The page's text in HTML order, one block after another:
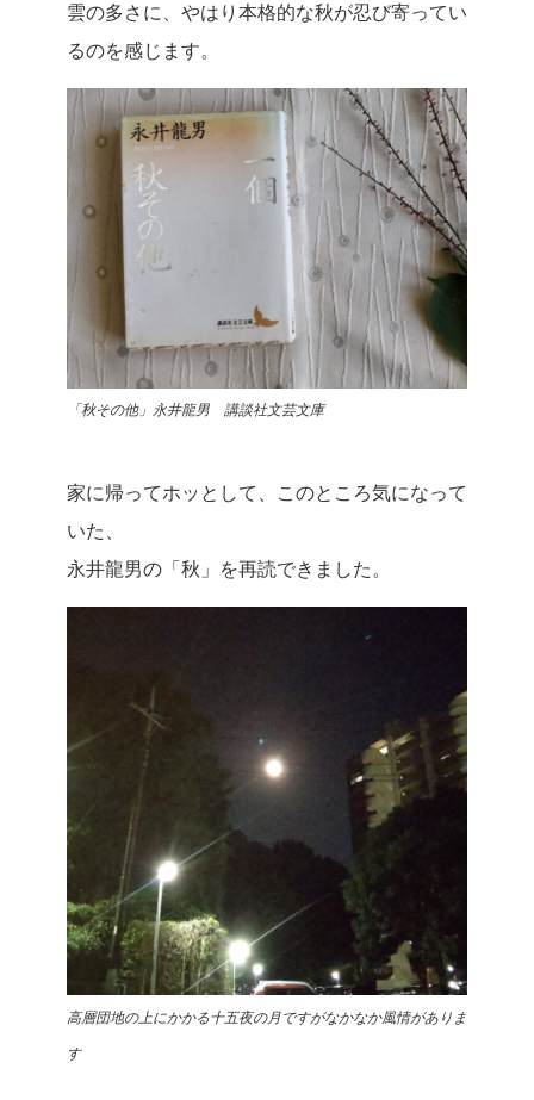
雲の多さに、やはり本格的な秋が忍び寄ってい
るのを感じます。
「秋その他」永井龍男 講談社文芸文庫
家に帰ってホッとして、このところ気になって
いた、
永井龍男の「秋」を再読できました。
高層団地の上にかかる十五夜の月ですがなかなか風情がありま
す